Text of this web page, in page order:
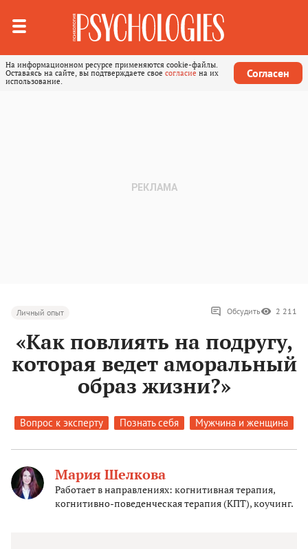
На информационном ресурсе применяются cookie-файлы.
Оставаясь на сайте, вы подтверждаете свое согласие на их
использование.
Согласен
Личный опыт Обсудить 2 211
«Как повлиять на подругу,
которая ведет аморальный
образ жизни?»
Вопрос к эксперту Познать себя Мужчина и женщина
Мария Шелкова
Работает в направлениях: когнитивная терапия,
когнитивно-поведенческая терапия (КПТ), коучинг.